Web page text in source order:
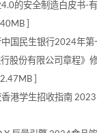
的安全制造白皮书-
]
国民生银行2024年第
股份有限公司章程》
]
港学生招收指南